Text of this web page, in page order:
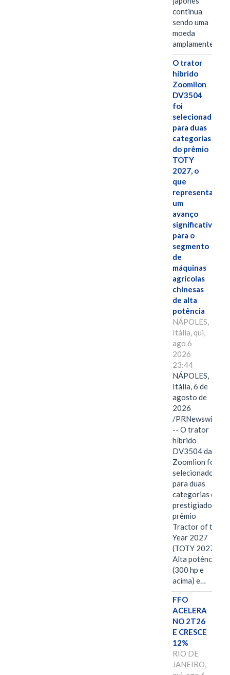
continua
sendo uma
moeda
amplamente…
O trator
híbrido
Zoomlion
DV3504
foi
selecionado
para duas
categorias
do prêmio
TOTY
2027, o
que
representa
um
avanço
significativo
para o
segmento
de
máquinas
agrícolas
chinesas
de alta
potência
NÁPOLES,
Itália, qui,
ago 6
2026
23:44
NÁPOLES,
Itália, 6 de
agosto de
2026
/PRNewswire/
-- O trator
híbrido
DV3504 da
Zoomlion foi
selecionado
para duas
categorias do
prestigiado
prêmio
Tractor of the
Year 2027
(TOTY 2027:
Alta potência
(300 hp e
acima) e…
FFO
ACELERA
NO 2T26
E CRESCE
12%
RIO DE
JANEIRO,